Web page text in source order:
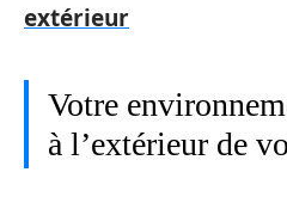
extérieur
Votre
à l’extérieur de